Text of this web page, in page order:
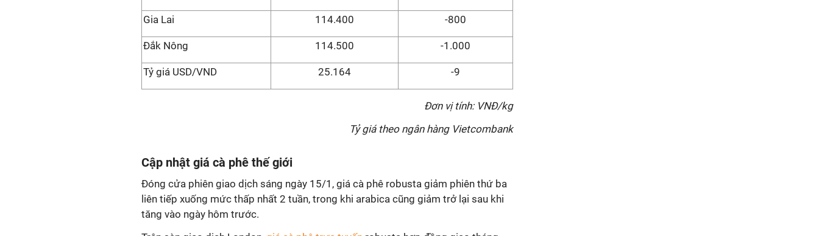
Gia Lai 114.400 -800
Đắk Nông 114.500 -1.000
Tỷ giá USD/VND 25.164 -9
Đơn vị tính: VNĐ/kg
Tỷ giá theo ngân hàng Vietcombank
Cập nhật giá cà phê thế giới
Đóng cửa phiên giao dịch sáng ngày 15/1, giá cà phê robusta giảm phiên thứ ba
liên tiếp xuống mức thấp nhất 2 tuần, trong khi arabica cũng giảm trở lại sau khi
tăng vào ngày hôm trước.